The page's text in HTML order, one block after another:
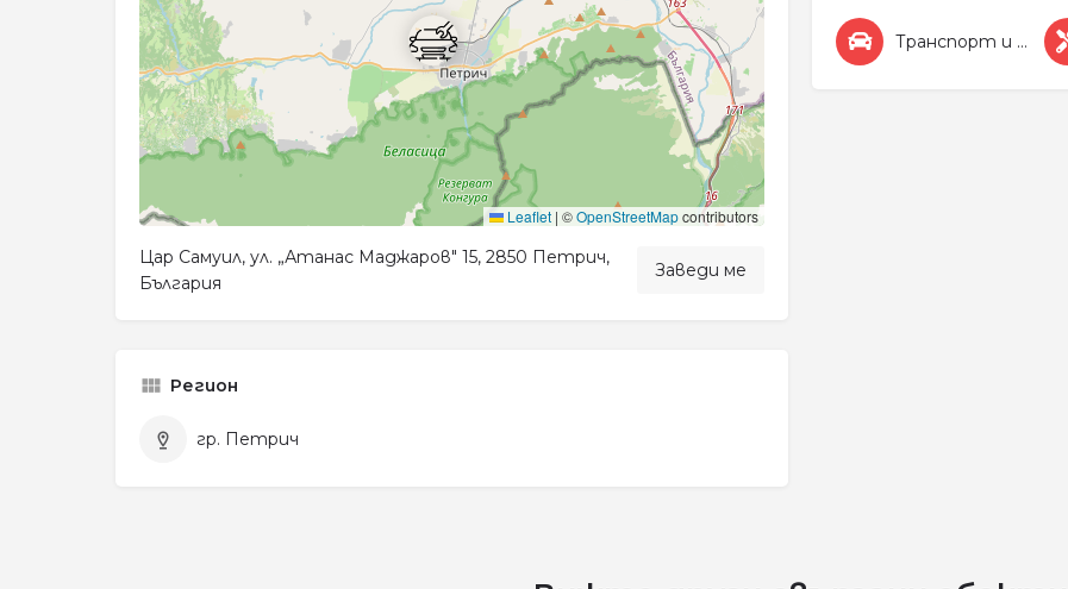
Leaflet | ©OpenStreetMapcontributors
Цар Самуил, ул. „Атанас Маджаров" 15, 2850 Петрич,
България
Заведи ме
Регион
гр. Петрич
Транспорт и Автомобили